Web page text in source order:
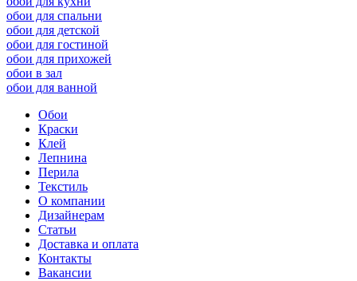
обои для спальни
обои для детской
обои для гостиной
обои для прихожей
обои в зал
обои для ванной
Обои
Краски
Клей
Лепнина
Перила
Текстиль
О компании
Дизайнерам
Статьи
Доставка и оплата
Контакты
Вакансии